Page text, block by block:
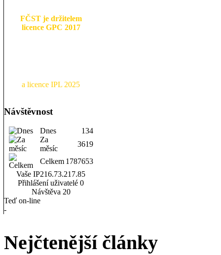
FČST je držitelem
licence GPC 2017
a licence IPL 2025
Návštěvnost
Dnes
134
Za
měsíc
3619
Celkem 1787653
Vaše IP216.73.217.85
Přihlášení uživatelé 0
Návštěva 20
Teď on-line
-
Nejčtenější články